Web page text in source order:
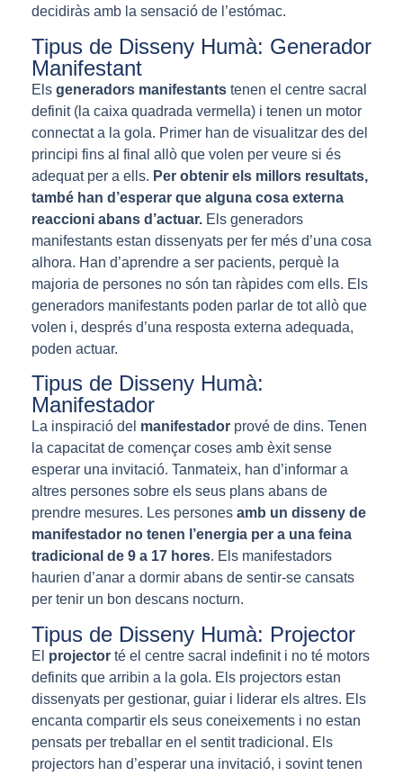
decidiràs amb la sensació de l’estómac.
Tipus de Disseny Humà: Generador
Manifestant
Els generadors manifestants tenen el centre sacral
definit (la caixa quadrada vermella) i tenen un motor
connectat a la gola. Primer han de visualitzar des del
principi fins al final allò que volen per veure si és
adequat per a ells. Per obtenir els millors resultats,
també han d’esperar que alguna cosa externa
reaccioni abans d’actuar. Els generadors
manifestants estan dissenyats per fer més d’una cosa
alhora. Han d’aprendre a ser pacients, perquè la
majoria de persones no són tan ràpides com ells. Els
generadors manifestants poden parlar de tot allò que
volen i, després d’una resposta externa adequada,
poden actuar.
Tipus de Disseny Humà:
Manifestador
La inspiració del manifestador prové de dins. Tenen
la capacitat de començar coses amb èxit sense
esperar una invitació. Tanmateix, han d’informar a
altres persones sobre els seus plans abans de
prendre mesures. Les persones amb un disseny de
manifestador no tenen l’energia per a una feina
tradicional de 9 a 17 hores. Els manifestadors
haurien d’anar a dormir abans de sentir-se cansats
per tenir un bon descans nocturn.
Tipus de Disseny Humà: Projector
El projector té el centre sacral indefinit i no té motors
definits que arribin a la gola. Els projectors estan
dissenyats per gestionar, guiar i liderar els altres. Els
encanta compartir els seus coneixements i no estan
pensats per treballar en el sentit tradicional. Els
projectors han d’esperar una invitació, i sovint tenen